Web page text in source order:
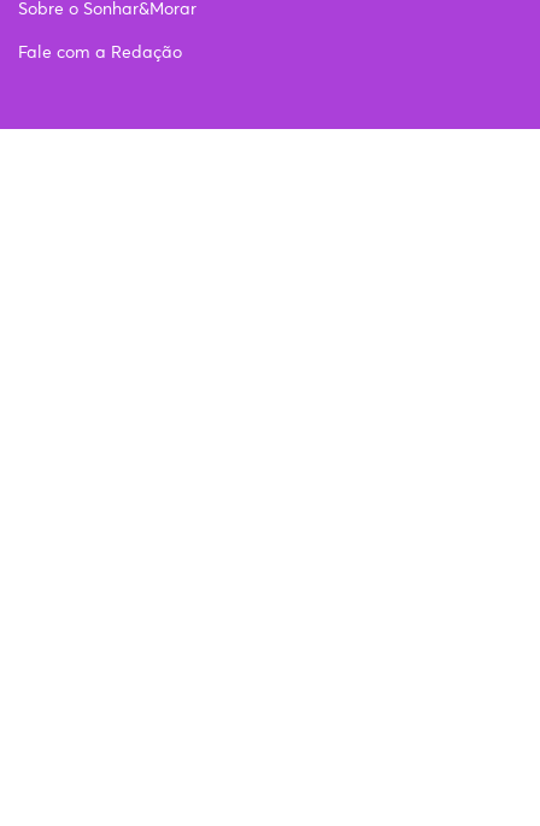
Sobre o Sonhar&Morar
Fale com a Redação